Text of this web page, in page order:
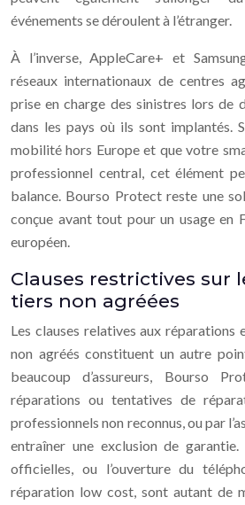
événements se déroulent à l’étranger.
À l’inverse, AppleCare+ et
réseaux internationaux de centres
prise en charge des sinistres lors de
dans les pays où ils sont implantés.
mobilité hors Europe et que votre
professionnel central, cet élément
balance. Bourso Protect reste une
conçue avant tout pour un usage en
européen.
Clauses restrictives sur
tiers non agréées
Les clauses relatives aux réparations
non agréés constituent un autre
beaucoup d’assureurs, Bourso
réparations ou tentatives de
professionnels non reconnus, ou par
entraîner une exclusion de garantie.
officielles, ou l’ouverture du
réparation low cost, sont autant de